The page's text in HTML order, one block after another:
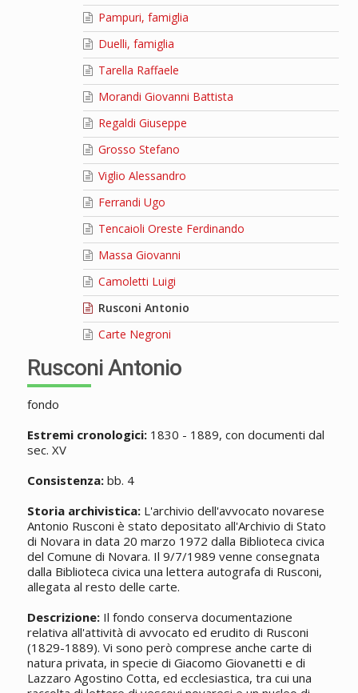
Pampuri, famiglia
Duelli, famiglia
Tarella Raffaele
Morandi Giovanni Battista
Regaldi Giuseppe
Grosso Stefano
Viglio Alessandro
Ferrandi Ugo
Tencaioli Oreste Ferdinando
Massa Giovanni
Camoletti Luigi
Rusconi Antonio
Carte Negroni
Rusconi Antonio
fondo
Estremi cronologici:1830 - 1889, con documenti dal
sec. XV
Consistenza:bb. 4
Storia archivistica:L'archivio dell'avvocato novarese
Antonio Rusconi è stato depositato all'Archivio di Stato
di Novara in data 20 marzo 1972 dalla Biblioteca civica
del Comune di Novara. Il 9/7/1989 venne consegnata
dalla Biblioteca civica una lettera autografa di Rusconi,
allegata al resto delle carte.
Descrizione:Il fondo conserva documentazione
relativa all'attività di avvocato ed erudito di Rusconi
(1829-1889). Vi sono però comprese anche carte di
natura privata, in specie di Giacomo Giovanetti e di
Lazzaro Agostino Cotta, ed ecclesiastica, tra cui una